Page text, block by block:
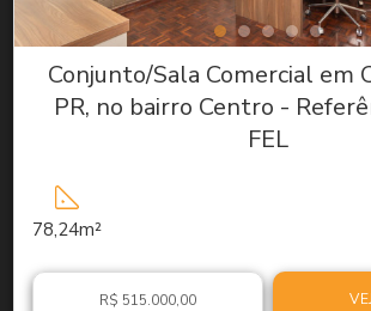
Conjunto/Sala Comercial em
PR, no bairro Centro -
FEL
78,24m²
R$ 515.000,00